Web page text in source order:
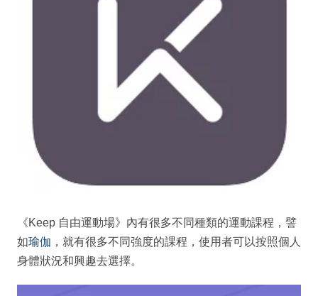
《Keep 自由運動場》內有很多不同種類的運動課程，譬
如瑜伽 ，就有很多不同強度的課程，使用者可以按照個人
身體狀況和興趣去選擇。